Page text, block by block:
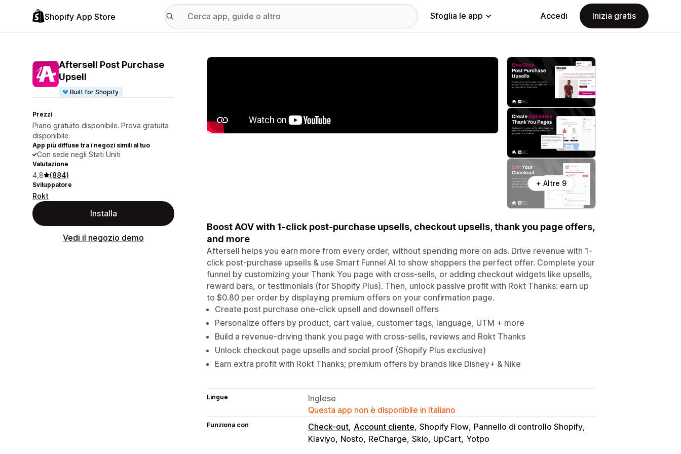
Shopify App Store Sfoglia le app Accedi Inizia gratis
Aftersell Post Purchase
Upsell
Built for Shopify
Prezzi
Piano gratuito disponibile. Prova gratuita
disponibile.
App più diffuse tra i negozi simili al tuo
Con sede negli Stati Uniti
Valutazione
4,8 (884)
Sviluppatore
Rokt
Installa
Vedi il negozio demo
Galleria immagini in evidenza
+ Altre 9
Boost AOV with 1-click post-purchase upsells, checkout upsells, thank you page offers,
and more
Aftersell helps you earn more from every order, without spending more on ads. Drive revenue with 1-
click post-purchase upsells & use Smart Funnel AI to show shoppers the perfect offer. Complete your
funnel by customizing your Thank You page with cross-sells, or adding checkout widgets like upsells,
reward bars, or testimonials (for Shopify Plus). Then, unlock passive profit with Rokt Thanks: earn up
to $0.80 per order by displaying premium offers on your confirmation page.
Create post purchase one-click upsell and downsell offers
Personalize offers by product, cart value, customer tags, language, UTM + more
Build a revenue-driving thank you page with cross-sells, reviews and Rokt Thanks
Unlock checkout page upsells and social proof (Shopify Plus exclusive)
Earn extra profit with Rokt Thanks; premium offers by brands like Disney+ & Nike
Lingue
Inglese
Questa app non è disponibile in Italiano
Funziona con Check-out Account cliente Shopify Flow Pannello di controllo Shopify
Klaviyo Nosto ReCharge Skio UpCart Yotpo